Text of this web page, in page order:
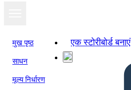
मुख पृष्ठ
साधन
मूल्य निर्धारण
एक स्टोरीबोर्ड बनाएं